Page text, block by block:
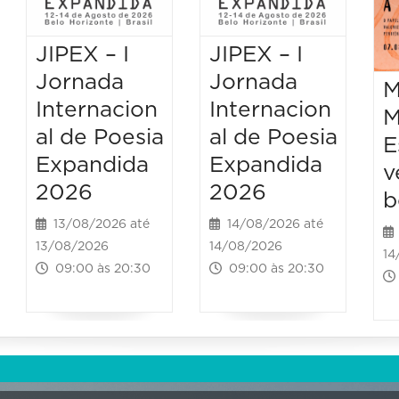
JIPEX – I
Jornada
Internacion
al de Poesia
Expandida
2026
13/08/2026 até
13/08/2026
09:00 às 20:30
JIPEX – I
Jornada
Internacion
al de Poesia
Expandida
2026
14/08/2026 até
14/08/2026
09:00 às 20:30